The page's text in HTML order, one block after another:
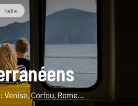
Italie
Venise, Corfou, Rome…